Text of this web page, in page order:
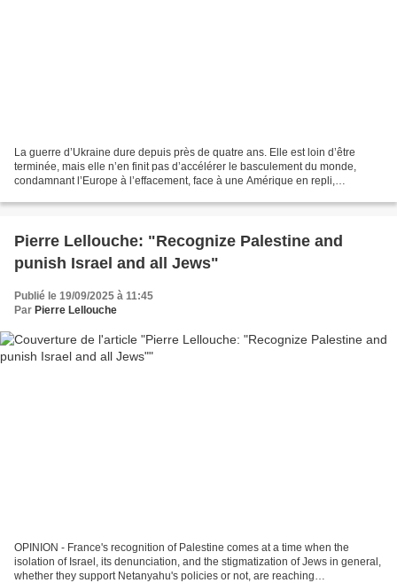
La guerre d’Ukraine dure depuis près de quatre ans. Elle est loin d’être
terminée, mais elle n’en finit pas d’accélérer le basculement du monde,
condamnant l’Europe à l’effacement, face à une Amérique en repli,
Pierre Lellouche: "Recognize Palestine and
punish Israel and all Jews"
Publié le 19/09/2025 à 11:45
Par Pierre Lellouche
OPINION - France's recognition of Palestine comes at a time when the
isolation of Israel, its denunciation, and the stigmatization of Jews in general,
whether they support Netanyahu's policies or not, are reaching